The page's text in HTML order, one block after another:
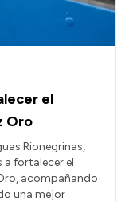
el
Oro
Rionegrinas,
a fortalecer el
acompañando
una mejor